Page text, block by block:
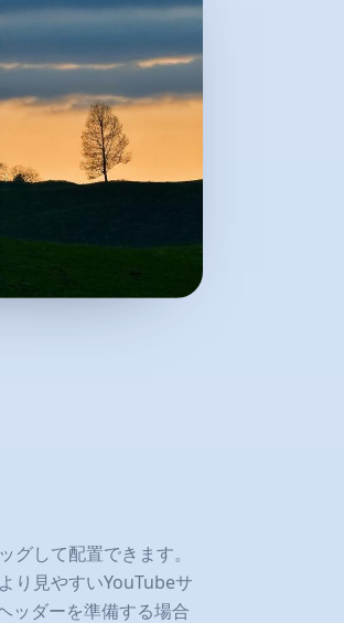
して配置できます。
り見やすいYouTubeサ
ッダーを準備する場合